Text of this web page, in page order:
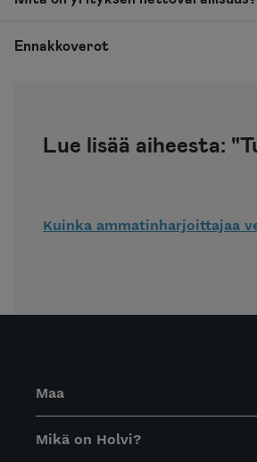
Ennakkoverot
Lue lisää aiheesta:
Kuinka ammatinharjoittajaa
Maa
Mikä on Holvi?